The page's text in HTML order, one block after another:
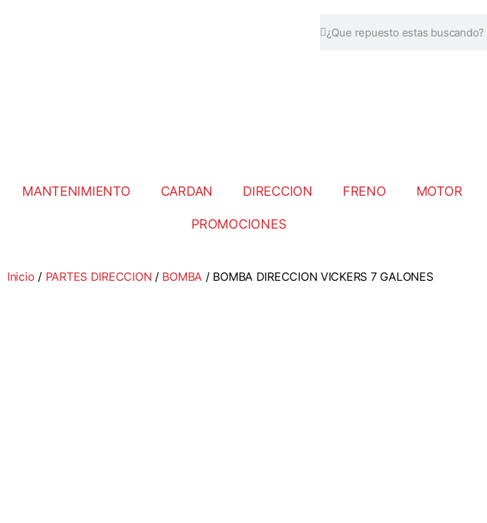
MANTENIMIENTO CARDAN DIRECCION FRENO MOTOR
PROMOCIONES
Inicio / PARTES DIRECCION / BOMBA / BOMBA DIRECCION VICKERS 7 GALONES